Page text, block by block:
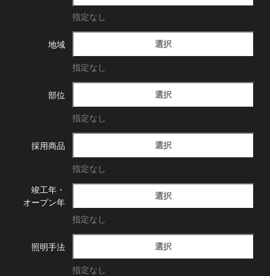
指定なし
地域 選択
指定なし
部位 選択
指定なし
採用商品 選択
指定なし
竣工年・
オープン年
選択
指定なし
照明手法 選択
指定なし